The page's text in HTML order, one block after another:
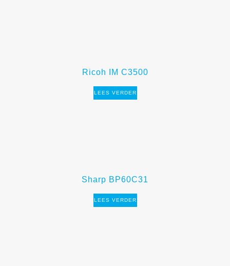
Ricoh IM C3500
LEES VERDER
Sharp BP60C31
LEES VERDER